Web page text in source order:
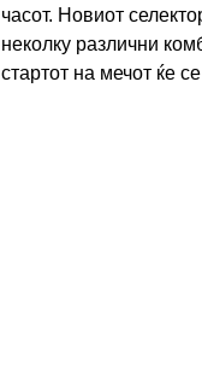
часот. Новиот
неколку различни
стартот на мечот ќе